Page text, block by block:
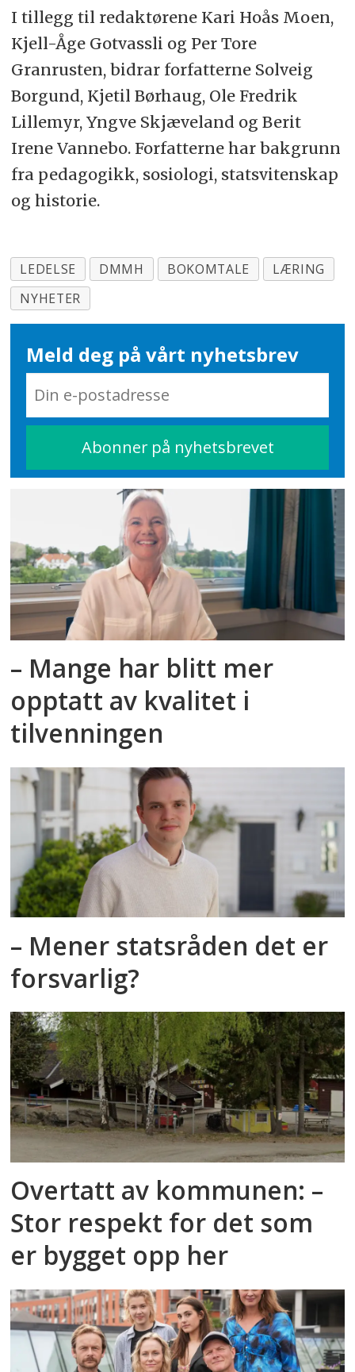
I tillegg til redaktørene Kari Hoås Moen,
Kjell-Åge Gotvassli og Per Tore
Granrusten, bidrar forfatterne Solveig
Borgund, Kjetil Børhaug, Ole Fredrik
Lillemyr, Yngve Skjæveland og Berit
Irene Vannebo. Forfatterne har bakgrunn
fra pedagogikk, sosiologi, statsvitenskap
og historie.
LEDELSE DMMH BOKOMTALE
LÆRING
NYHETER
Meld deg på vårt nyhetsbrev
– Mange har blitt mer
opptatt av kvalitet i
tilvenningen
– Mener statsråden det er
forsvarlig?
Overtatt av kommunen: –
Stor respekt for det som
er bygget opp her